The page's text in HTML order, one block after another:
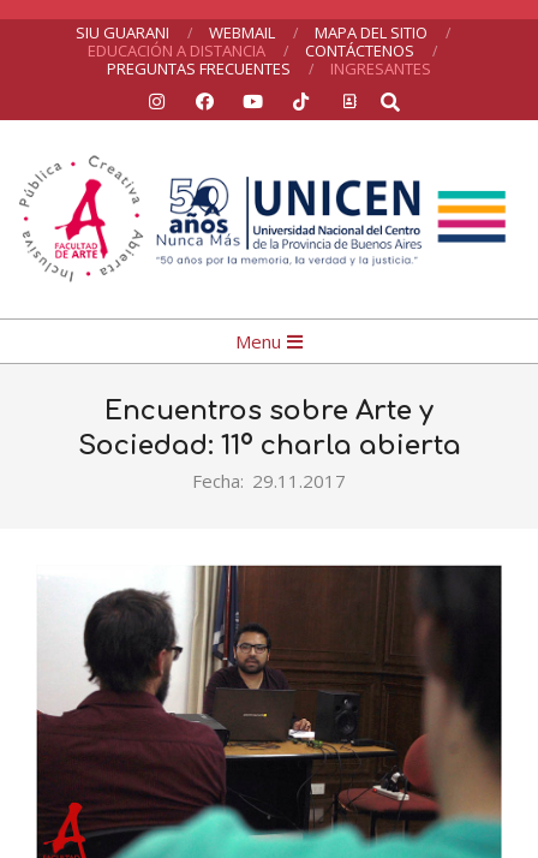
SIU GUARANI WEBMAIL
MAPA DEL SITIO
EDUCACIÓN A DISTANCIA
CONTÁCTENOS
PREGUNTAS FRECUENTES
INGRESANTES
Search
Facultad
de
Arte
Navigation
Menu
Encuentros sobre Arte y
Sociedad: 11º charla abierta
Fecha: 29.11.2017